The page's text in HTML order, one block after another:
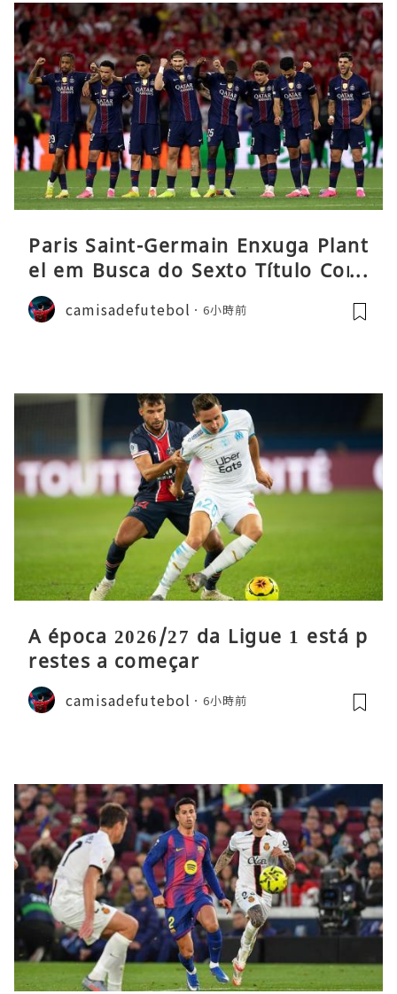
Paris Saint-Germain Enxuga Plant
el em Busca do Sexto Título Cons
ecutivo da Liga
camisadefutebol 6小時前
A época 2026/27 da Ligue 1 está p
restes a começar
camisadefutebol 6小時前